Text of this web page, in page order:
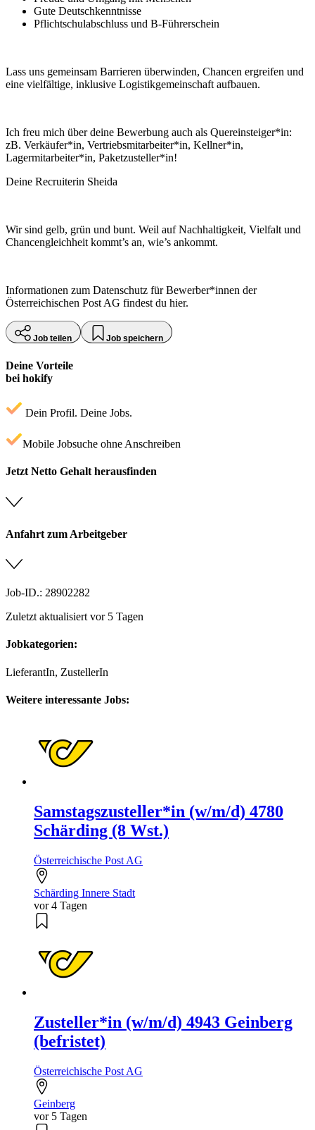
Gute Deutschkenntnisse
Pflichtschulabschluss und B-Führerschein
Lass uns gemeinsam Barrieren überwinden, Chancen ergreifen und
eine vielfältige, inklusive Logistikgemeinschaft aufbauen.
Ich freu mich über deine Bewerbung auch als Quereinsteiger*in:
zB. Verkäufer*in, Vertriebsmitarbeiter*in, Kellner*in,
Lagermitarbeiter*in, Paketzusteller*in!
Deine Recruiterin Sheida
Wir sind gelb, grün und bunt. Weil auf Nachhaltigkeit, Vielfalt und
Chancengleichheit kommt’s an, wie’s ankommt.
Informationen zum Datenschutz für Bewerber*innen der
Österreichischen Post AG findest du hier.
Job teilen Job speichern
Deine Vorteile
bei hokify
Dein Profil. Deine Jobs.
Mobile Jobsuche ohne Anschreiben
Jetzt Netto Gehalt herausfinden
Anfahrt zum Arbeitgeber
Job-ID.: 28902282
Zuletzt aktualisiert vor 5 Tagen
Jobkategorien:
LieferantIn, ZustellerIn
Weitere interessante Jobs:
Samstagszusteller*in (w/m/d) 4780
Schärding (8 Wst.)
Österreichische Post AG
Schärding Innere Stadt
vor 4 Tagen
Zusteller*in (w/m/d) 4943 Geinberg
(befristet)
Österreichische Post AG
Geinberg
vor 5 Tagen